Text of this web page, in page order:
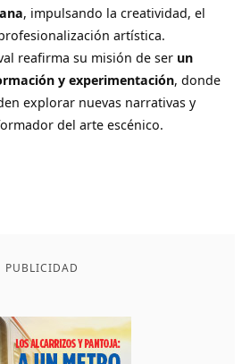
, impulsando la creatividad, el
artística.
reafirma su misión de ser un
y experimentación, donde
explorar nuevas narrativas y
del arte escénico.
PUBLICIDAD